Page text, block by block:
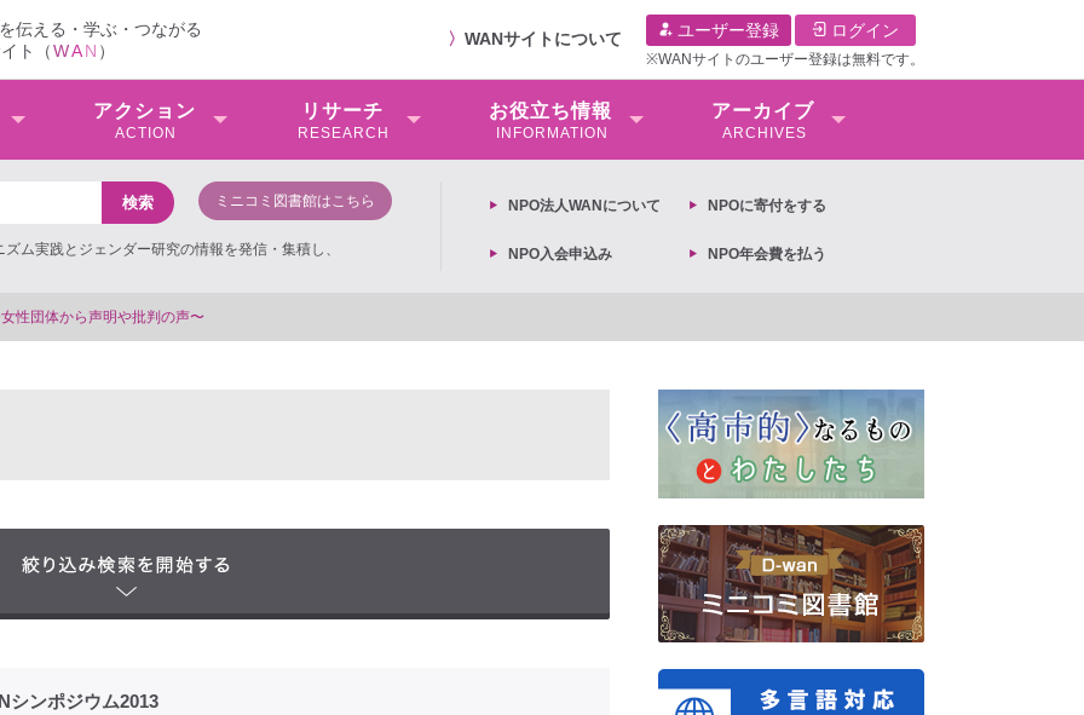
伝える・学ぶ・つながる
ト（WAN ）
〉 WANサイトについて ユーザー登録 ログイン
※WANサイトのユーザー登録は無料です。
アクション
ACTION
リサーチ
RESEARCH
お役⽴ち情報
INFORMATION
アーカイブ
ARCHIVES
ミニコミ図書館はこちら
ム実践とジェンダー研究の情報を発信・集積し、
NPO法⼈WANについて NPOに寄付をする
NPO入会申込み NPO年会費を払う
シンポジウム2013